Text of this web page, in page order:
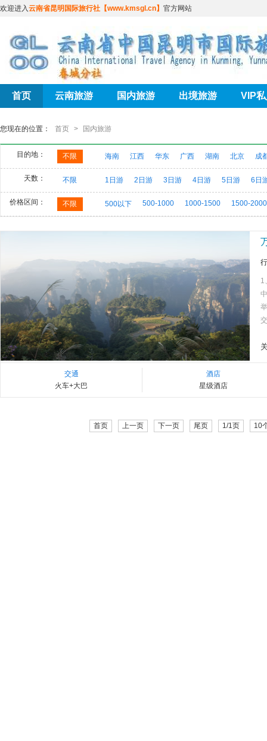
欢迎进入云南省昆明国际旅行社【www.kmsgl.cn】 官方网站
首页 云南旅游 国内旅游 出境旅游 VIP
您现在的位置： 首页 > 国内旅游
目的地： 不限 海南 江西 华东 广西 湖南 北京 成
天数： 不限 1日游 2日游 3日游 4日游 5日游 6日
价格区间： 不限 500以下 500-1000 1000-1500 1500-2000
1
交通
火车+大巴
酒店
星级酒店
首页 上一页 下一页 尾页 1/1页 10